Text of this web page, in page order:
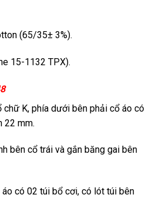
(65/35± 3%).
15-1132 TPX).
chữ K, phía dưới bên phải cổ áo có
22 mm.
bên cổ trái và gắn băng gai bên
có 02 túi bổ cơi, có lót túi bên